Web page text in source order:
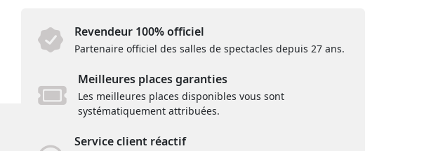
Revendeur 100% officiel
Partenaire officiel des salles de spectacles depuis 27 ans.
Meilleures places garanties
Les meilleures places disponibles vous sont
systématiquement attribuées.
Service client réactif